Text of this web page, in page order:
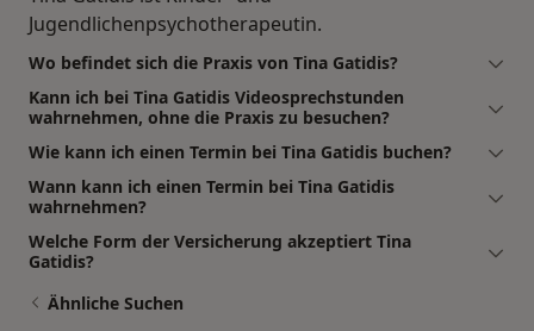
Jugendlichenpsychotherapeutin.
Wo befindet sich die Praxis von Tina Gatidis?
Kann ich bei Tina Gatidis Videosprechstunden
wahrnehmen, ohne die Praxis zu besuchen?
Wie kann ich einen Termin bei Tina Gatidis buchen?
Wann kann ich einen Termin bei Tina Gatidis
wahrnehmen?
Welche Form der Versicherung akzeptiert Tina
Gatidis?
Ähnliche Suchen